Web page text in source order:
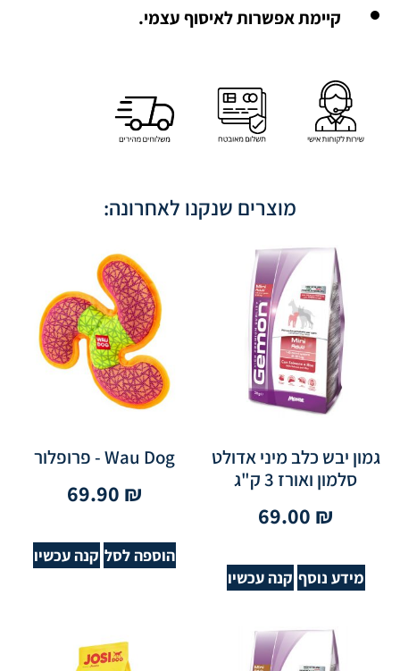
קיימת אפשרות לאיסוף עצמי.
מוצרים שנקנו לאחרונה:
גמון יבש כלב מיני אדולט
סלמון ואורז 3 ק"ג
69.00 ₪
מידע נוסף קנה עכשיו
Wau Dog - פרופלור
69.90 ₪
הוספה לסל קנה עכשיו